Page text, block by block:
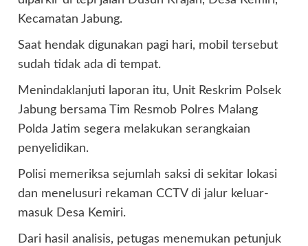
Kecamatan Jabung.
Saat hendak digunakan pagi hari, mobil tersebut
sudah tidak ada di tempat.
Menindaklanjuti laporan itu, Unit Reskrim Polsek
Jabung bersama Tim Resmob Polres Malang
Polda Jatim segera melakukan serangkaian
penyelidikan.
Polisi memeriksa sejumlah saksi di sekitar lokasi
dan menelusuri rekaman CCTV di jalur keluar-
masuk Desa Kemiri.
Dari hasil analisis, petugas menemukan petunjuk